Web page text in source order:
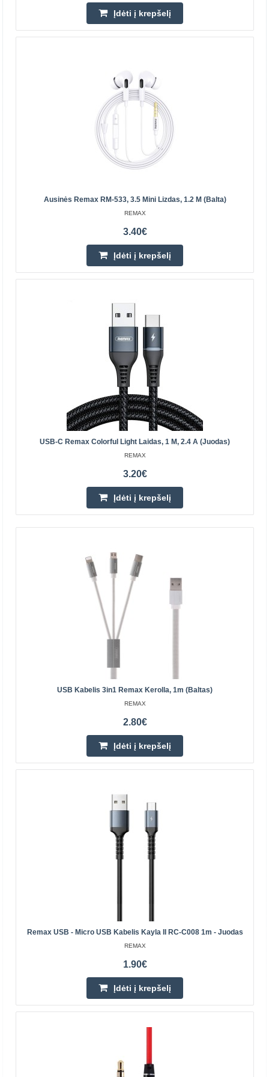
Fan Remax Doraemon Boqin (rožinė)
Doraemon Boqin ventiliatorius suteiks malonų vėsinimą
karštomis dienomis. Prietaisas leidžia rinktis iš 4 g..
Laikinai Neturime
Pridėti prie pageidavimų sąrašo
Laikiklis, telefono stovas Remax, RM-C08 (juodas)
Išbandykite stovą, kad nereikėtų laikyti įrenginio...
Įdėti į krepšelį
Ausinės Remax RM-533, 3.5 mini lizdas, 1.2 m (balta)
Remax RM-533 ausinės, 3,5 mini lizdas, 1,2 m (balta)
Įdėti į krepšelį
Pridėti prie pageidavimų sąrašo
Įdėti į krepšelį
Ausinės Remax RM-533, 3.5 Mini Lizdas, 1.2 M (balta)
REMAX
3.40€
Įdėti į krepšelį
USB-C Remax Colorful Light Laidas, 1 M, 2.4 A (juodas)
REMAX
3.20€
Įdėti į krepšelį
USB Kabelis 3in1 Remax Kerolla, 1m (baltas)
REMAX
2.80€
Įdėti į krepšelį
Remax USB - Micro USB Kabelis Kayla II RC-C008 1m - Juodas
REMAX
1.90€
Įdėti į krepšelį